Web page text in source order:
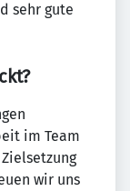
sehr gute
im Team
wir uns